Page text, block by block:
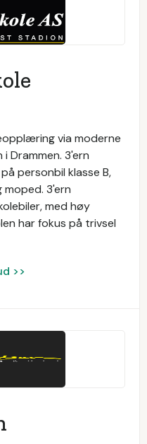
via moderne
Drammen. 3'ern
personbil klasse B,
moped. 3'ern
med høy
har fokus på trivsel
>>